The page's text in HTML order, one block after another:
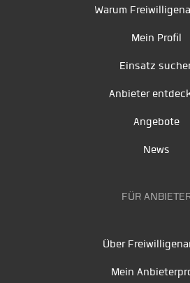
Warum
Mein Profil
Einsatz
Anbieter
Angebote
News
FÜR
Über
Mein